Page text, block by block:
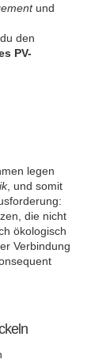
und
den
PV-
legen
, und somit
die nicht
ökologisch
Verbindung